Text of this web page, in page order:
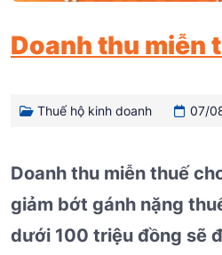
Doanh thu miễn
Thuế hộ kinh doanh 07/
Doanh thu miễn thuế
giảm bớt gánh nặng
dưới 100 triệu đồng sẽ